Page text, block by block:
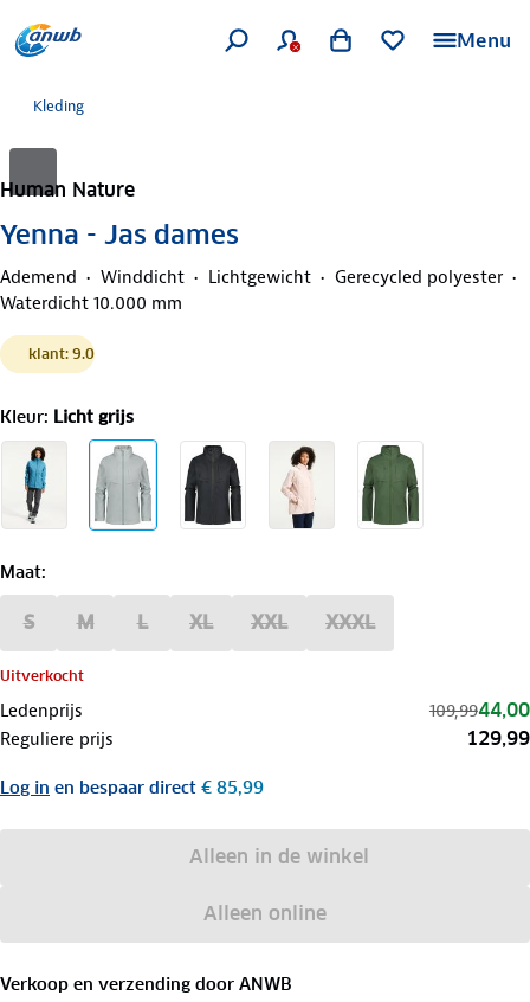
Menu
Kleding
Human Nature
Yenna - Jas dames
Ademend Winddicht Lichtgewicht
Gerecycled polyester
Waterdicht 10.000 mm
klant: 9.0
Kleur: Licht grijs
Maat:
S M L XL XXL XXXL
Uitverkocht
Ledenprijs 109,9944,00
Reguliere prijs 129,99
Log in en bespaar direct € 85,99
Alleen in de winkel
Alleen online
Verkoop en verzending door ANWB